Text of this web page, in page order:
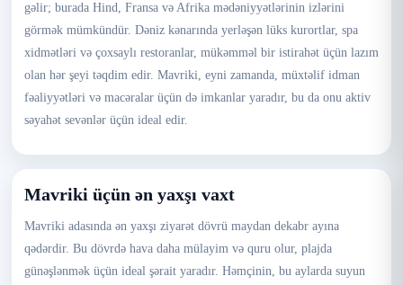
gəlir; burada Hind, Fransa və Afrika mədəniyyətlərinin izlərini
görmək mümkündür. Dəniz kənarında yerləşən lüks kurortlar, spa
xidmətləri və çoxsaylı restoranlar, mükəmməl bir istirahət üçün lazım
olan hər şeyi təqdim edir. Mavriki, eyni zamanda, müxtəlif idman
fəaliyyətləri və macəralar üçün də imkanlar yaradır, bu da onu aktiv
səyahət sevənlər üçün ideal edir.
Mavriki üçün ən yaxşı vaxt
Mavriki adasında ən yaxşı ziyarət dövrü maydan dekabr ayına
qədərdir. Bu dövrdə hava daha mülayim və quru olur, plajda
günəşlənmək üçün ideal şərait yaradır. Həmçinin, bu aylarda suyun